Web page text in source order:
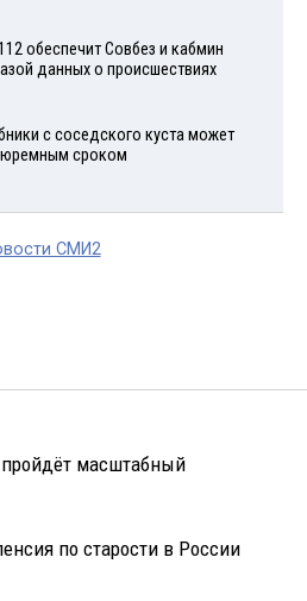
обеспечит Совбез и кабмин
данных о происшествиях
с соседского куста может
сроком
СМИ2
масштабный
по старости в России